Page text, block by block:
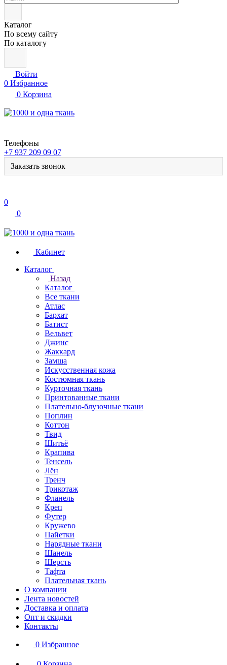
Каталог
По всему сайту
По каталогу
Войти
0 Избранное
0 Корзина
Телефоны
+7 937 209 09 07
Заказать звонок
0
0
Кабинет
Каталог
Назад
Каталог
Все ткани
Атлас
Бархат
Батист
Вельвет
Джинс
Жаккард
Замша
Искусственная кожа
Костюмная ткань
Курточная ткань
Принтованные ткани
Плательно-блузочные ткани
Поплин
Коттон
Твид
Шитьё
Крапива
Тенсель
Лён
Тренч
Трикотаж
Фланель
Креп
Футер
Кружево
Пайетки
Нарядные ткани
Шанель
Шерсть
Тафта
Плательная ткань
О компании
Лента новостей
Доставка и оплата
Опт и скидки
Контакты
0 Избранное